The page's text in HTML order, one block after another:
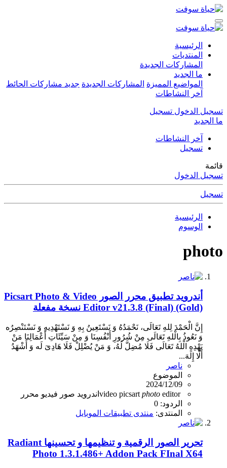
الرئيسية
المنتديات
المشاركات الجديدة
ما الجديد
المواضيع المميزة المشاركات الجديدة جديد مشاركات الحائط
آخر النشاطات
تسجيل الدخول تسجيل
ما الجديد
آخر النشاطات
تسجيل
قائمة
تسجيل الدخول
تسجيل
الرئيسية
الوسوم
photo
أندرويد
تطبيق محرر الصور Picsart Photo & Video
Editor v21.3.8 (Final) (Gold) نسخة مفعلة
إِنَّ الْحَمْدَ لِلهِ تَعَالَى، نَحْمَدُهُ وَ نَسْتَعِينُ بِهِ وَ نَسْتَهْدِيهِ وَ نَسْتَنْصِرُه
وَ نَعُوذُ بِالْلهِ تَعَالَى مِنْ شُرُورِ أَنْفُسِنَا وَ مِنْ سَيِّئَاتِ أَعْمَالِنَا مَنْ
يَهْدِهِ الْلهُ تَعَالَى فَلَا مُضِلَّ لَهُ، وَ مَنْ يُضْلِلْ فَلَا هَادِىَ لَه وَ أَشْهَدُ
أَلَّا إِلَهَ...
ناصر
الموضوع
2024/12/09
editor
photo
picsart
video اندرويد صور فيديو محرر
الردود: 0
المنتدى: منتدى تطبيقات الموبايل
تحرير الصور الرقمية و تنظيمها و تحسينها Radiant
Photo 1.3.1.486+ Addon Pack FInal X64